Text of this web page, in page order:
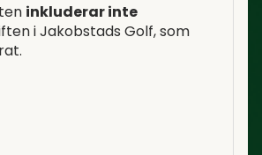
inkluderar inte
i Jakobstads Golf, som